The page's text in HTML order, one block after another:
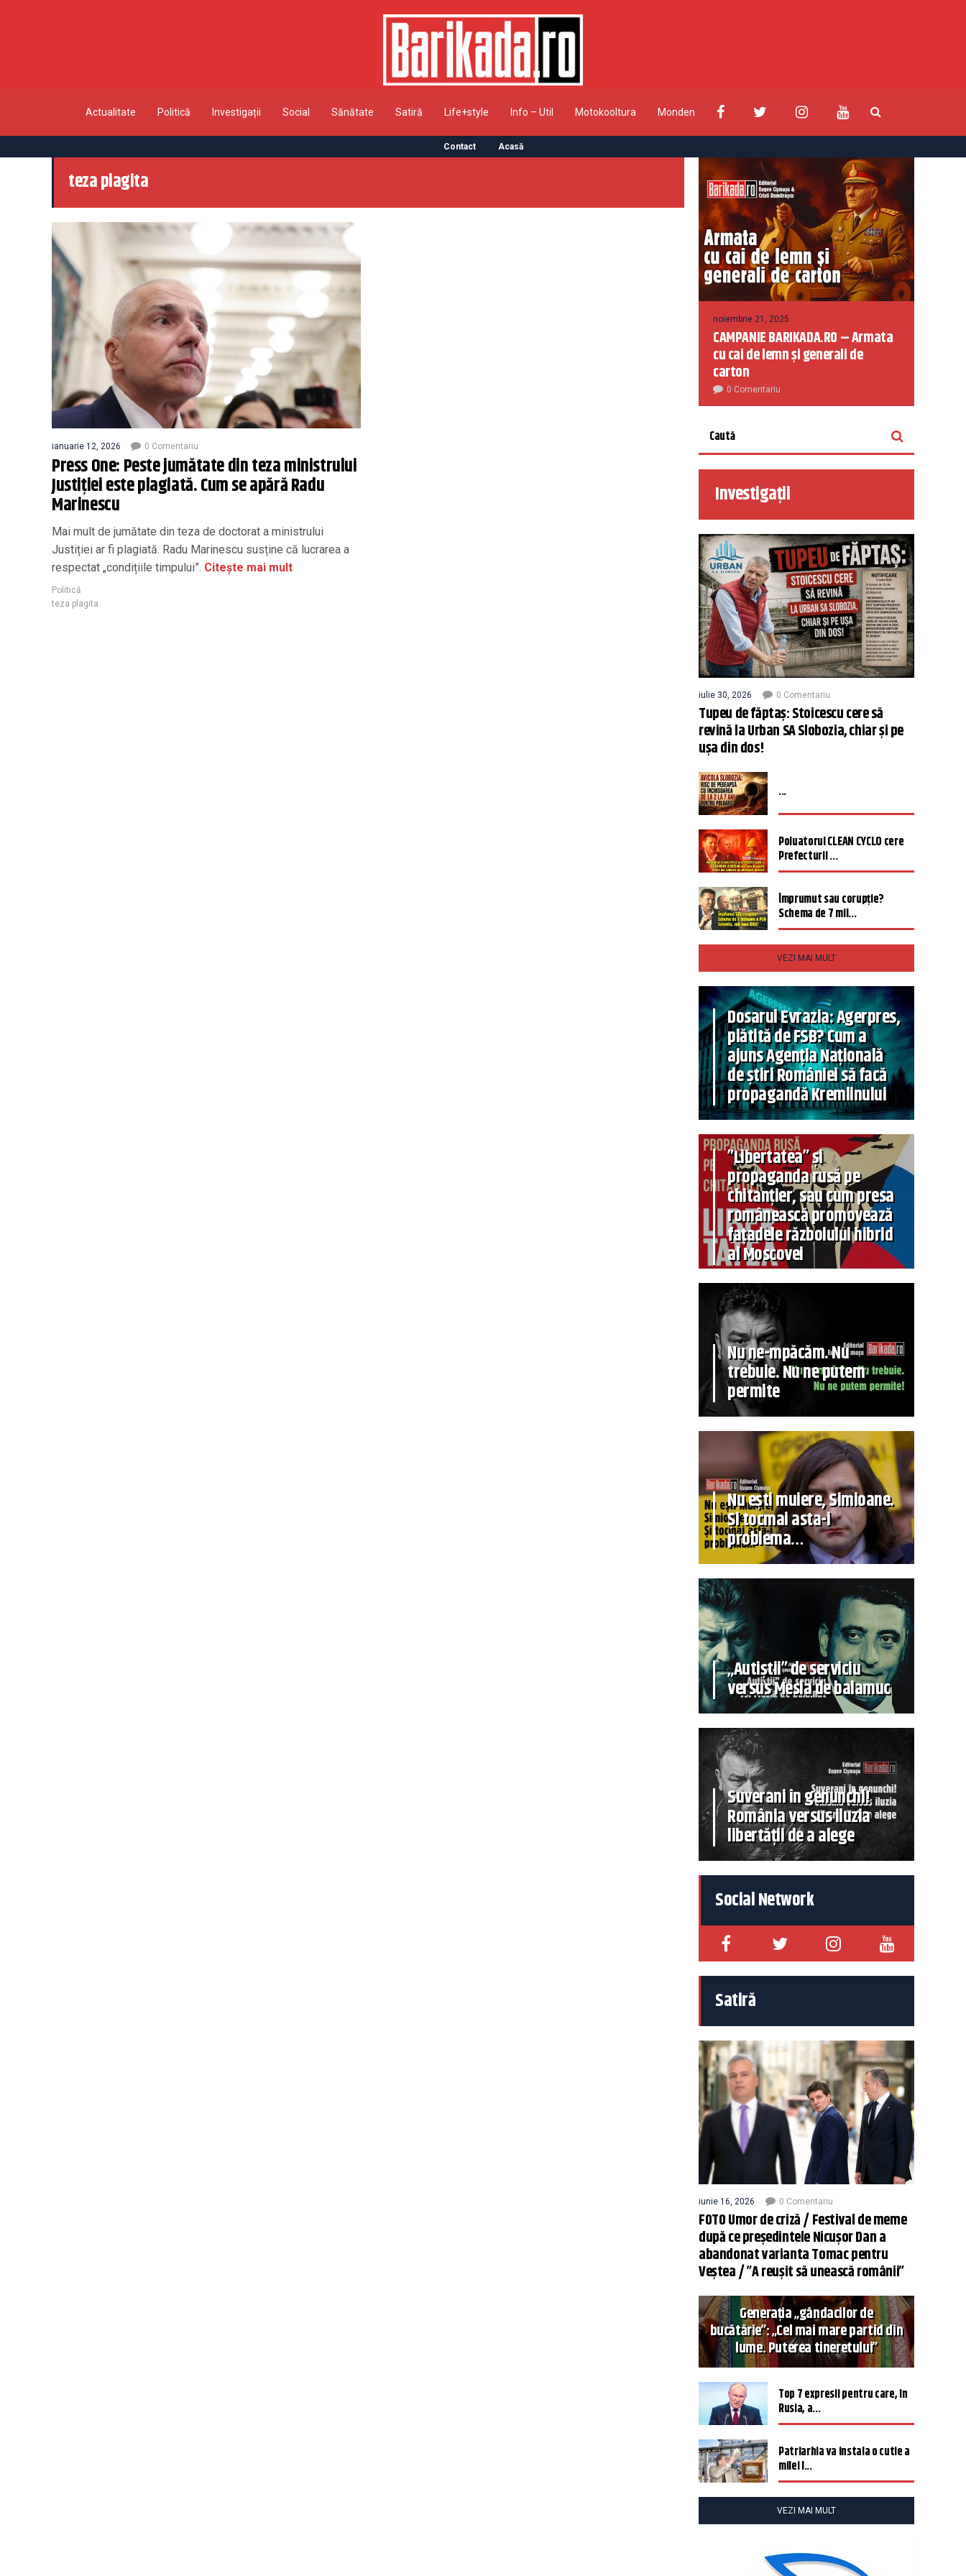
Actualitate Politică Investigații Social Sănătate Satiră Life+style Info – Util Motokooltura Monden
Contact Acasă
teza plagita
ianuarie 12, 2026 0 Comentariu
Press One: Peste jumătate din teza ministrului
Justiției este plagiată. Cum se apără Radu
Marinescu
Mai mult de jumătate din teza de doctorat a ministrului
Justiției ar fi plagiată. Radu Marinescu susține că lucrarea a
respectat „condițiile timpului”. Citește mai mult
Politică
teza plagita
noiembrie 21, 2025
CAMPANIE BARIKADA.RO – Armata
cu cai de lemn și generali de
carton
0 Comentariu
Investigații
iulie 30, 2026 0 Comentariu
Tupeu de făptaș: Stoicescu cere să
revină la Urban SA Slobozia, chiar și pe
ușa din dos!
...
Poluatorul CLEAN CYCLO cere
Prefecturii ...
Împrumut sau corupție?
Schema de 7 mil...
VEZI MAI MULT
Dosarul Evrazia: Agerpres,
plătită de FSB? Cum a
ajuns Agenția Națională
de știri României să facă
propagandă Kremlinului
”Libertatea” și
propaganda rusă pe
chitanțier, sau cum presa
românească promovează
fațadele războiului hibrid
al Moscovei
Nu ne-mpăcăm. Nu
trebuie. Nu ne putem
permite
Nu ești muiere, Simioane.
Și tocmai asta-i
problema…
„Autiștii” de serviciu
versus Mesia de balamuc
Suverani în genunchi!
România versus iluzia
libertății de a alege
Social Network
Satiră
iunie 16, 2026 0 Comentariu
FOTO Umor de criză / Festival de meme
după ce președintele Nicușor Dan a
abandonat varianta Tomac pentru
Veștea / ”A reușit să unească românii”
Generația „gândacilor de
bucătărie”: „Cel mai mare partid din
lume. Puterea tineretului”
Top 7 expresii pentru care, în
Rusia, a...
Patriarhia va instala o cutie a
milei î...
VEZI MAI MULT